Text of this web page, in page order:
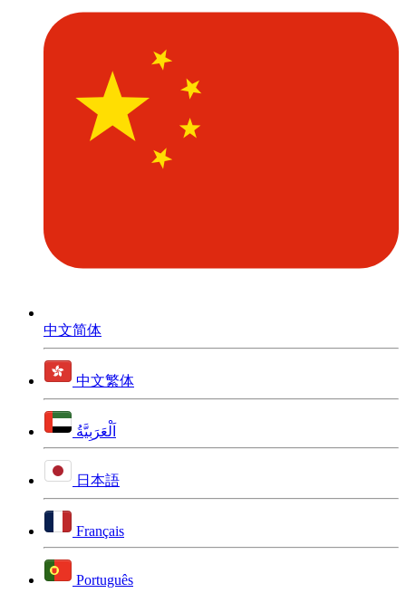
中文简体
中文繁体
اَلْعَرَبِيَّةُ
日本語
Français
Português